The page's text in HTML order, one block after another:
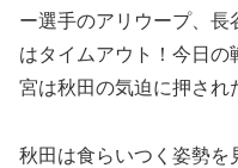
ー選手のアリウープ、
はタイムアウト！今日
宮は秋田の気迫に押され
秋田は食らいつく姿勢を